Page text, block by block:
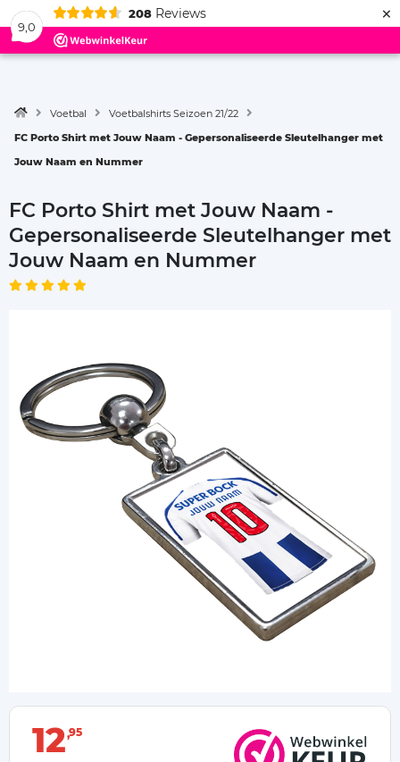
9,0
208 Reviews ×
Menu
Voetbal
Voetbalshirts Seizoen 21/22
FC Porto Shirt met Jouw Naam - Gepersonaliseerde Sleutelhanger met
Jouw Naam en Nummer
FC Porto Shirt met Jouw Naam -
Gepersonaliseerde Sleutelhanger met
Jouw Naam en Nummer
12 95